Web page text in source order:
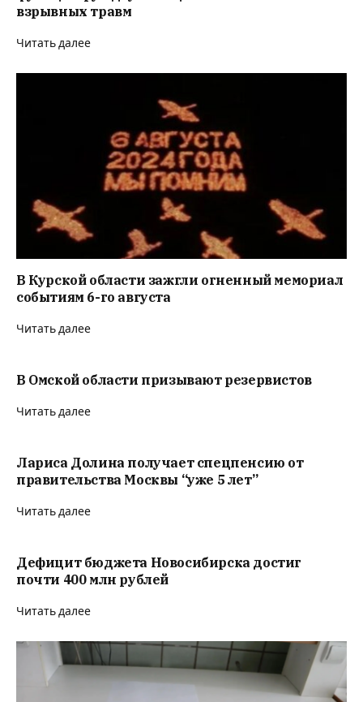
взрывных травм
Читать далее
В Курской области зажгли огненный мемориал
событиям 6-го августа
Читать далее
В Омской области призывают резервистов
Читать далее
Лариса Долина получает спецпенсию от
правительства Москвы “уже 5 лет”
Читать далее
Дефицит бюджета Новосибирска достиг
почти 400 млн рублей
Читать далее